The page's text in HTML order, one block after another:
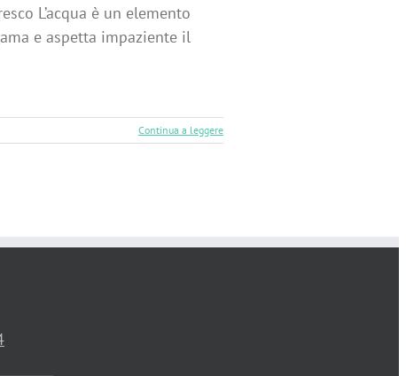
L’acqua è un elemento
e aspetta impaziente il
Continua a leggere